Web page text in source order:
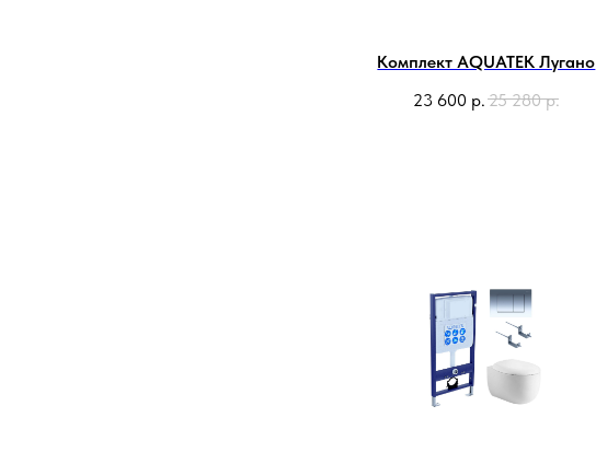
Комплект AQUATEK Лугано
23 600 р. 25 280 р.